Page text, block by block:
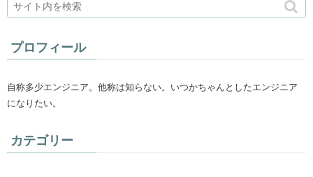
プロフィール
自称多少エンジニア。他称は知らない。いつかちゃんとしたエンジニア
になりたい。
カテゴリー